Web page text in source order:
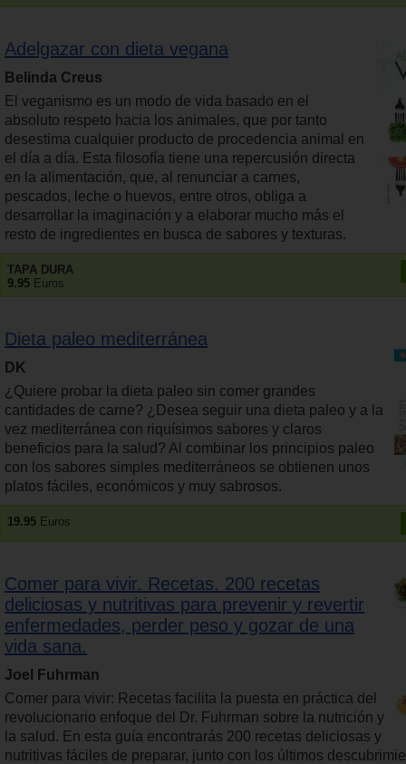
Adelgazar con dieta vegana
Belinda Creus
El veganismo es un modo de vida basado en el
absoluto respeto hacia los animales, que por tanto
desestima cualquier producto de procedencia animal en
el día a día. Esta filosofía tiene una repercusión directa
en la alimentación, que, al renunciar a carnes,
pescados, leche o huevos, entre otros, obliga a
desarrollar la imaginación y a elaborar mucho más el
resto de ingredientes en busca de sabores y texturas.
TAPA DURA
9.95 Euros
Dieta paleo mediterránea
DK
¿Quiere probar la dieta paleo sin comer grandes
cantidades de carne? ¿Desea seguir una dieta paleo y a la
vez mediterránea con riquísimos sabores y claros
beneficios para la salud? Al combinar los principios paleo
con los sabores simples mediterráneos se obtienen unos
platos fáciles, económicos y muy sabrosos.
19.95 Euros
Comer para vivir. Recetas. 200 recetas
deliciosas y nutritivas para prevenir y revertir
enfermedades, perder peso y gozar de una
vida sana.
Joel Fuhrman
Comer para vivir: Recetas facilita la puesta en práctica del
revolucionario enfoque del Dr. Fuhrman sobre la nutrición y
la salud. En esta guía encontrarás 200 recetas deliciosas y
nutritivas fáciles de preparar, junto con los últimos